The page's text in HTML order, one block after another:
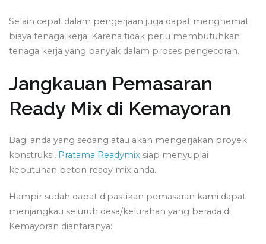
Selain cepat dalam pengerjaan juga dapat menghemat
biaya tenaga kerja. Karena tidak perlu membutuhkan
tenaga kerja yang banyak dalam proses pengecoran.
Jangkauan Pemasaran
Ready Mix di Kemayoran
Bagi anda yang sedang atau akan mengerjakan proyek
konstruksi, Pratama Readymix siap menyuplai
kebutuhan beton ready mix anda.
Hampir sudah dapat dipastikan pemasaran kami dapat
menjangkau seluruh desa/kelurahan yang berada di
Kemayoran diantaranya: